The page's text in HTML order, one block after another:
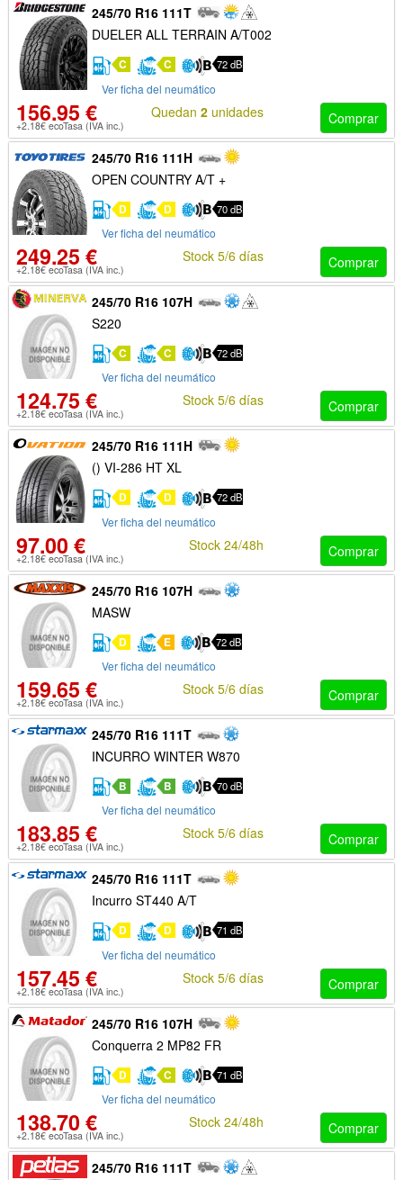
245/70 R16 111T
DUELER ALL TERRAIN A/T002
C C 72 dB
Ver ficha del neumático
156.95 €
+2.18€ ecoTasa (IVA inc.) Comprar
Quedan 2unidades
245/70 R16 111H
OPEN COUNTRY A/T +
D D 70 dB
Ver ficha del neumático
249.25 €
+2.18€ ecoTasa (IVA inc.) Comprar
Stock 5/6 días
245/70 R16 107H
S220
C C 72 dB
Ver ficha del neumático
124.75 €
+2.18€ ecoTasa (IVA inc.) Comprar
Stock 5/6 días
245/70 R16 111H
() VI-286 HT XL
D D 72 dB
Ver ficha del neumático
97.00 €
+2.18€ ecoTasa (IVA inc.) Comprar
Stock 24/48h
245/70 R16 107H
MASW
D E 72 dB
Ver ficha del neumático
159.65 €
+2.18€ ecoTasa (IVA inc.) Comprar
Stock 5/6 días
245/70 R16 111T
INCURRO WINTER W870
B B 70 dB
Ver ficha del neumático
183.85 €
+2.18€ ecoTasa (IVA inc.) Comprar
Stock 5/6 días
245/70 R16 111T
Incurro ST440 A/T
D D 71 dB
Ver ficha del neumático
157.45 €
+2.18€ ecoTasa (IVA inc.) Comprar
Stock 5/6 días
245/70 R16 107H
Conquerra 2 MP82 FR
D C 71 dB
Ver ficha del neumático
138.70 €
+2.18€ ecoTasa (IVA inc.) Comprar
Stock 24/48h
245/70 R16 111T